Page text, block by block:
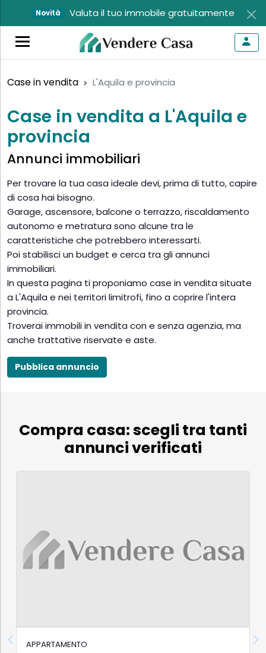
Novità Valuta il tuo immobile gratuitamente
Case in vendita L'Aquila e provincia
Case in vendita a L'Aquila e
provincia
Annunci immobiliari
Per trovare la tua casa ideale devi, prima di tutto, capire
di cosa hai bisogno.
Garage, ascensore, balcone o terrazzo, riscaldamento
autonomo e metratura sono alcune tra le
caratteristiche che potrebbero interessarti.
Poi stabilisci un budget e cerca tra gli annunci
immobiliari.
In questa pagina ti proponiamo case in vendita situate
a L'Aquila e nei territori limitrofi, fino a coprire l'intera
provincia.
Troverai immobili in vendita con e senza agenzia, ma
anche trattative riservate e aste.
Pubblica annuncio
Compra casa: scegli tra tanti
annunci verificati
APPARTAMENTO